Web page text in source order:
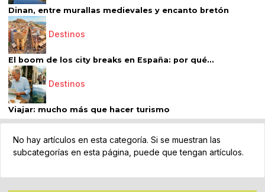
Dinan, entre murallas medievales y encanto bretón
Destinos
El boom de los city breaks en España: por qué...
Destinos
Viajar: mucho más que hacer turismo
No hay artículos en esta categoría. Si se muestran las
subcategorías en esta página, puede que tengan artículos.